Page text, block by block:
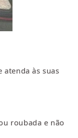
às suas
roubada e não